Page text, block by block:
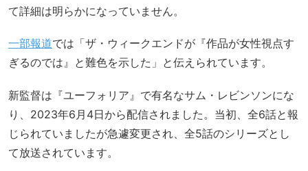
て詳細は明らかになっていません。
一部報道では「ザ・ウィークエンドが『作品が女性視点す
ぎるのでは』と難色を示した」と伝えられています。
新監督は『ユーフォリア』で有名なサム・レビンソンにな
り、2023年6月4日から配信されました。当初、全6話と報
じられていましたが急遽変更され、全5話のシリーズとし
て放送されています。